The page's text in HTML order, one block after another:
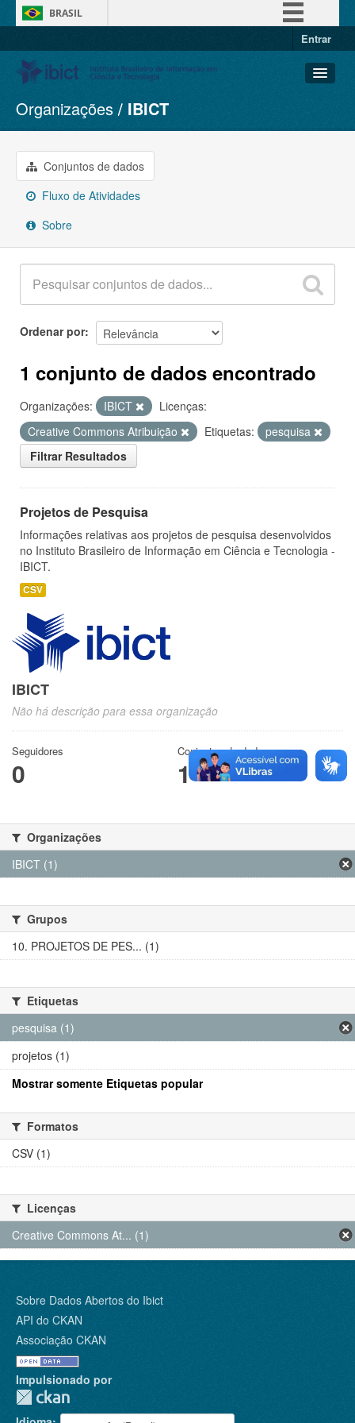
BRASIL
Entrar
Conjuntos de dados
Organizações
Grupos
Sobre
Organizações IBICT
Conjuntos de dados
Fluxo de Atividades
Sobre
Ordenar por
1 conjunto de dados encontrado
Organizações: IBICT
Licenças:
Creative Commons Atribuição
Etiquetas:
pesquisa
Filtrar Resultados
Projetos de Pesquisa
Informações relativas aos projetos de pesquisa desenvolvidos
no Instituto Brasileiro de Informação em Ciência e Tecnologia -
IBICT.
CSV
IBICT
Não há descrição para essa organização
Seguidores
0
Conjuntos de dados
1
Organizações
IBICT (1)
Grupos
10. PROJETOS DE PES... (1)
Etiquetas
pesquisa (1)
projetos (1)
Mostrar somente Etiquetas popular
Formatos
CSV (1)
Licenças
Creative Commons At... (1)
Sobre Dados Abertos do Ibict
API do CKAN
Associação CKAN
Impulsionado por